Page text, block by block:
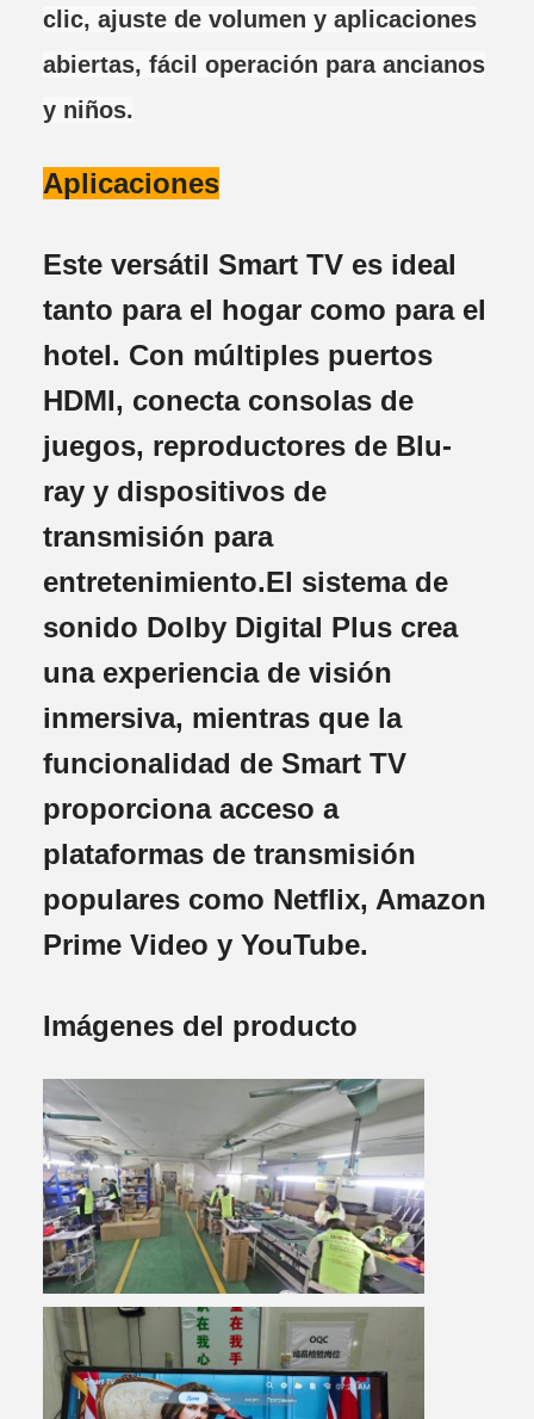
clic, ajuste de volumen y aplicaciones
abiertas, fácil operación para ancianos
y niños.
Aplicaciones
Este versátil Smart TV es ideal
tanto para el hogar como para el
hotel. Con múltiples puertos
HDMI, conecta consolas de
juegos, reproductores de Blu-
ray y dispositivos de
transmisión para
entretenimiento.El sistema de
sonido Dolby Digital Plus crea
una experiencia de visión
inmersiva, mientras que la
funcionalidad de Smart TV
proporciona acceso a
plataformas de transmisión
populares como Netflix, Amazon
Prime Video y YouTube.
Imágenes del producto